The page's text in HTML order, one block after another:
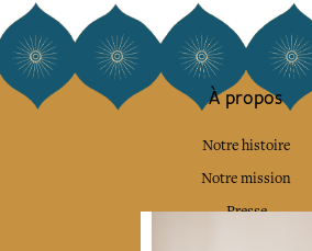
À propos
Notre histoire
Notre mission
Presse